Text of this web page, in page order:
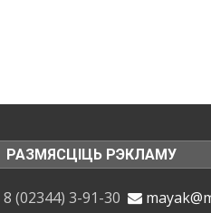
РАЗМЯСЦІЦЬ РЭКЛАМУ
8 (02344) 3-91-30